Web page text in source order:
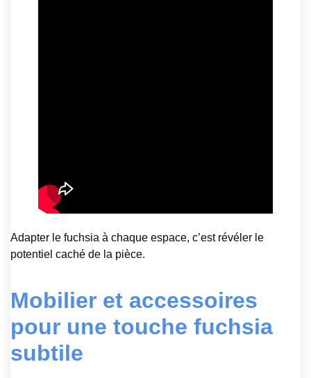
Adapter le fuchsia à chaque espace, c’est révéler le
potentiel caché de la pièce.
Mobilier et accessoires
pour une touche fuchsia
subtile